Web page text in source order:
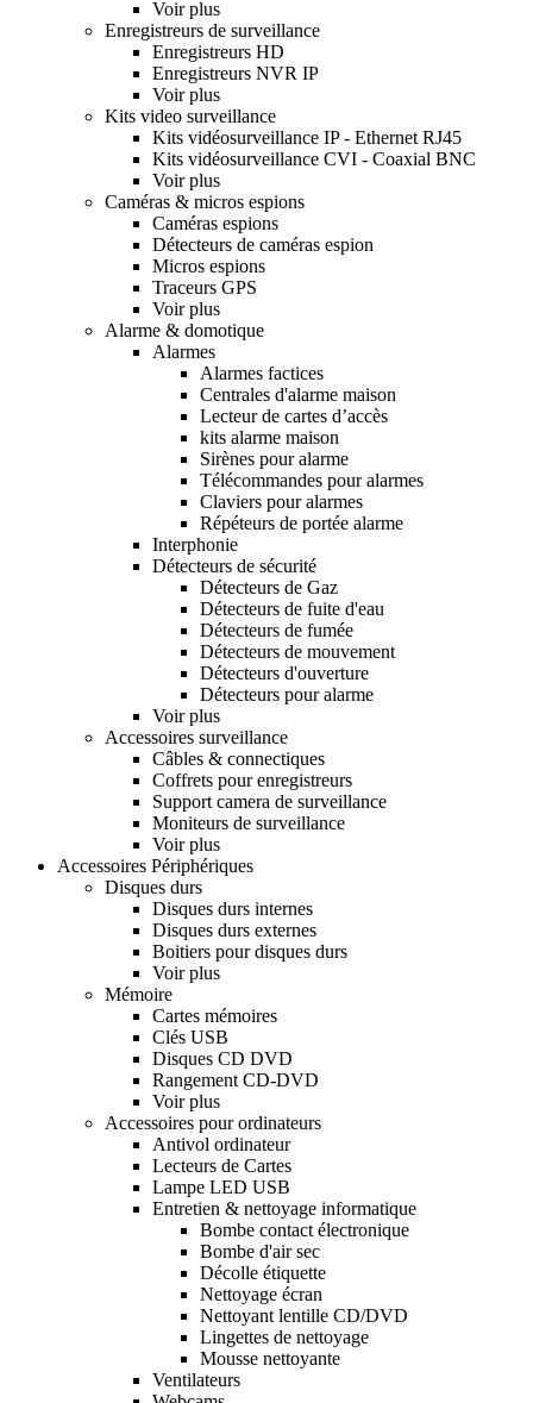
Voir plus
Enregistreurs de surveillance
Enregistreurs HD
Enregistreurs NVR IP
Voir plus
Kits video surveillance
Kits vidéosurveillance IP - Ethernet RJ45
Kits vidéosurveillance CVI - Coaxial BNC
Voir plus
Caméras & micros espions
Caméras espions
Détecteurs de caméras espion
Micros espions
Traceurs GPS
Voir plus
Alarme & domotique
Alarmes
Alarmes factices
Centrales d'alarme maison
Lecteur de cartes d’accès
kits alarme maison
Sirènes pour alarme
Télécommandes pour alarmes
Claviers pour alarmes
Répéteurs de portée alarme
Interphonie
Détecteurs de sécurité
Détecteurs de Gaz
Détecteurs de fuite d'eau
Détecteurs de fumée
Détecteurs de mouvement
Détecteurs d'ouverture
Détecteurs pour alarme
Voir plus
Accessoires surveillance
Câbles & connectiques
Coffrets pour enregistreurs
Support camera de surveillance
Moniteurs de surveillance
Voir plus
Accessoires Périphériques
Disques durs
Disques durs internes
Disques durs externes
Boitiers pour disques durs
Voir plus
Mémoire
Cartes mémoires
Clés USB
Disques CD DVD
Rangement CD-DVD
Voir plus
Accessoires pour ordinateurs
Antivol ordinateur
Lecteurs de Cartes
Lampe LED USB
Entretien & nettoyage informatique
Bombe contact électronique
Bombe d'air sec
Décolle étiquette
Nettoyage écran
Nettoyant lentille CD/DVD
Lingettes de nettoyage
Mousse nettoyante
Ventilateurs